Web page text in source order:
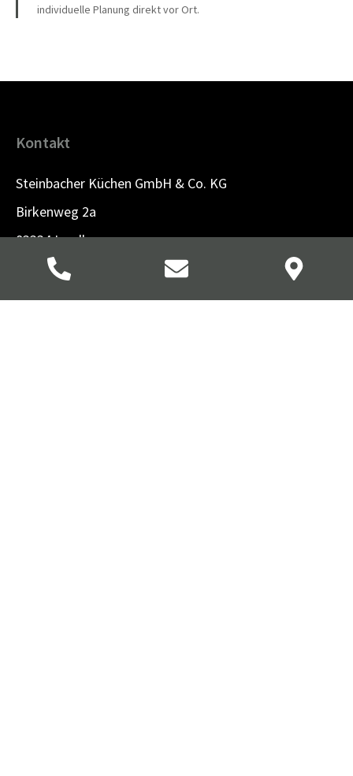
individuelle Planung direkt vor Ort.
Kontakt
Steinbacher Küchen GmbH & Co. KG
Birkenweg 2a
83334 Inzell
08665-1215